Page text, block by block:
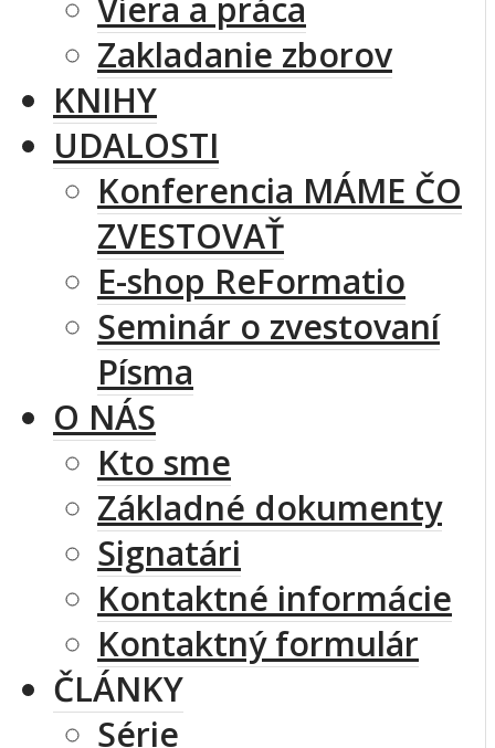
Viera a práca
Zakladanie zborov
KNIHY
UDALOSTI
Konferencia MÁME ČO
ZVESTOVAŤ
E-shop ReFormatio
Seminár o zvestovaní
Písma
O NÁS
Kto sme
Základné dokumenty
Signatári
Kontaktné informácie
Kontaktný formulár
ČLÁNKY
Série